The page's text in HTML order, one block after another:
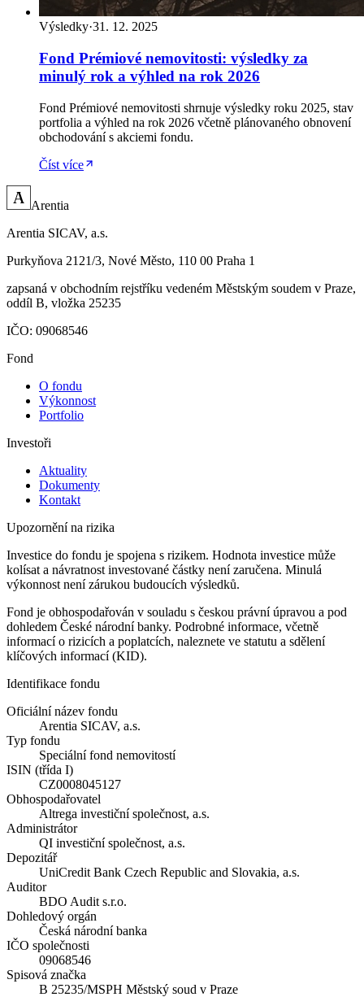
Výsledky·31. 12. 2025
Fond Prémiové nemovitosti: výsledky za
minulý rok a výhled na rok 2026
Fond Prémiové nemovitosti shrnuje výsledky roku 2025, stav
portfolia a výhled na rok 2026 včetně plánovaného obnovení
obchodování s akciemi fondu.
Číst více
A Arentia
Arentia SICAV, a.s.
Purkyňova 2121/3, Nové Město, 110 00 Praha 1
zapsaná v obchodním rejstříku vedeném Městským soudem v Praze,
oddíl B, vložka 25235
IČO: 09068546
Fond
O fondu
Výkonnost
Portfolio
Investoři
Aktuality
Dokumenty
Kontakt
Upozornění na rizika
Investice do fondu je spojena s rizikem. Hodnota investice může
kolísat a návratnost investované částky není zaručena. Minulá
výkonnost není zárukou budoucích výsledků.
Fond je obhospodařován v souladu s českou právní úpravou a pod
dohledem České národní banky. Podrobné informace, včetně
informací o rizicích a poplatcích, naleznete ve statutu a sdělení
klíčových informací (KID).
Identifikace fondu
Oficiální název fondu
Arentia SICAV, a.s.
Typ fondu
Speciální fond nemovitostí
ISIN (třída I)
CZ0008045127
Obhospodařovatel
Altrega investiční společnost, a.s.
Administrátor
QI investiční společnost, a.s.
Depozitář
UniCredit Bank Czech Republic and Slovakia, a.s.
Auditor
BDO Audit s.r.o.
Dohledový orgán
Česká národní banka
IČO společnosti
09068546
Spisová značka
B 25235/MSPH Městský soud v Praze